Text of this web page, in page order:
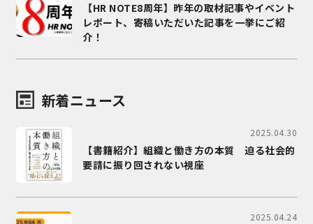
【HR NOTE8周年】昨年の取材記事やイベント
レポート、寄稿いただいた記事を一挙にご紹
介！
新着ニュース
2025.04.30
【書籍紹介】組織と働き方の本質 迫る社会的
要請に振り回されない視座
2025.04.24